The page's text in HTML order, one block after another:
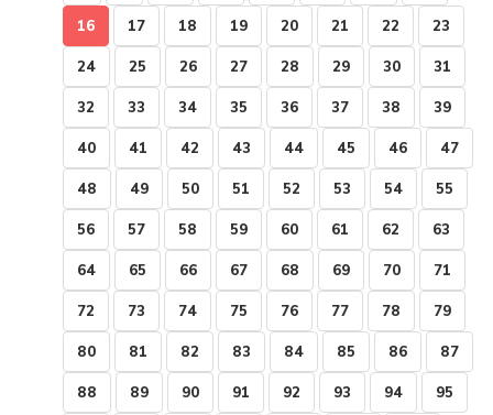
16 17 18 19 20 21 22 23
24 25 26 27 28 29 30 31
32 33 34 35 36 37 38 39
40 41 42 43 44 45 46 47
48 49 50 51 52 53 54 55
56 57 58 59 60 61 62 63
64 65 66 67 68 69 70 71
72 73 74 75 76 77 78 79
80 81 82 83 84 85 86 87
88 89 90 91 92 93 94 95